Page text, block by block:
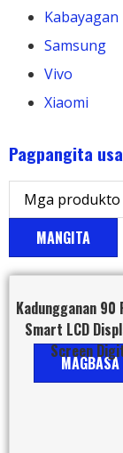
Kabayagan
Samsung
Vivo
Xiaomi
Pagpangita
MANGITA
Kadungganan 90
Smart LCD
Screen
MAGBASA